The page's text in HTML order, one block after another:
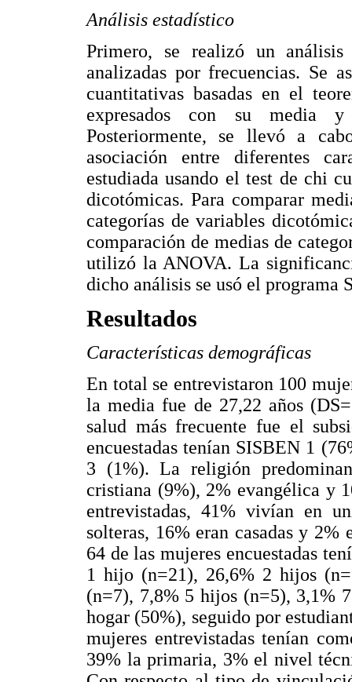
Análisis estadístico
Primero, se realizó un análisis
analizadas por frecuencias. Se
cuantitativas basadas en el
expresados con su media y
Posteriormente, se llevó a
asociación entre diferentes
estudiada usando el test de chi
dicotómicas. Para comparar
categorías de variables
comparación de medias de
utilizó la ANOVA. La
dicho análisis se usó el programa
Resultados
Características demográficas
En total se entrevistaron 100
la media fue de 27,22 años
salud más frecuente fue el
encuestadas tenían SISBEN 1
3 (1%). La religión
cristiana (9%), 2% evangélica y
entrevistadas, 41% vivían en
solteras, 16% eran casadas y
64 de las mujeres encuestadas
1 hijo (n=21), 26,6% 2 hijos
(n=7), 7,8% 5 hijos (n=5), 3,1%
hogar (50%), seguido por
mujeres entrevistadas tenían
39% la primaria, 3% el nivel